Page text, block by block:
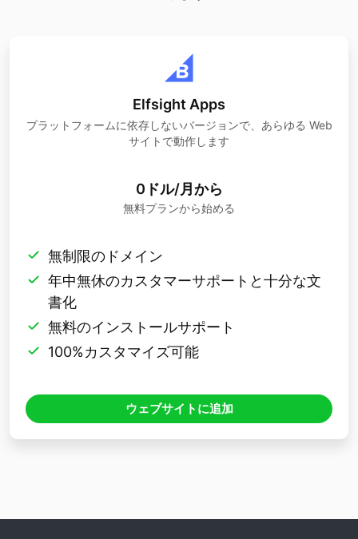
Elfsight Apps
プラットフォームに依存しないバージョンで、あらゆる Web
サイトで動作します
0ドル/月から
無料プランから始める
無制限のドメイン
年中無休のカスタマーサポートと十分な文
書化
無料のインストールサポート
100%カスタマイズ可能
ウェブサイトに追加